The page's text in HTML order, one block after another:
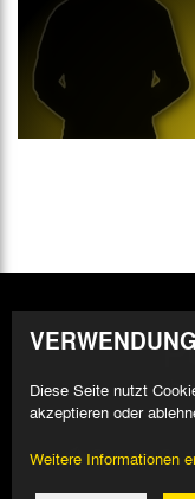
Diese Seite nutzt
akzeptieren oder
Weitere Informationen